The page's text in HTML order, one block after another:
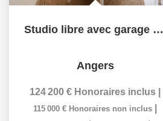
Studio libre avec garage coeur Madeleine
Angers
124 200 € Honoraires inclus
115 000 € Honoraires non inclus